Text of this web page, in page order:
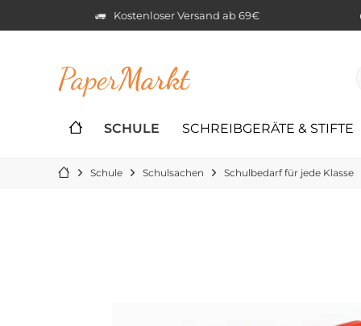
Kostenloser Versand ab 69€
PaperMarkt
SCHULE SCHREIBGERÄTE & STIFTE
Schule Schulsachen Schulbedarf für jede Klasse